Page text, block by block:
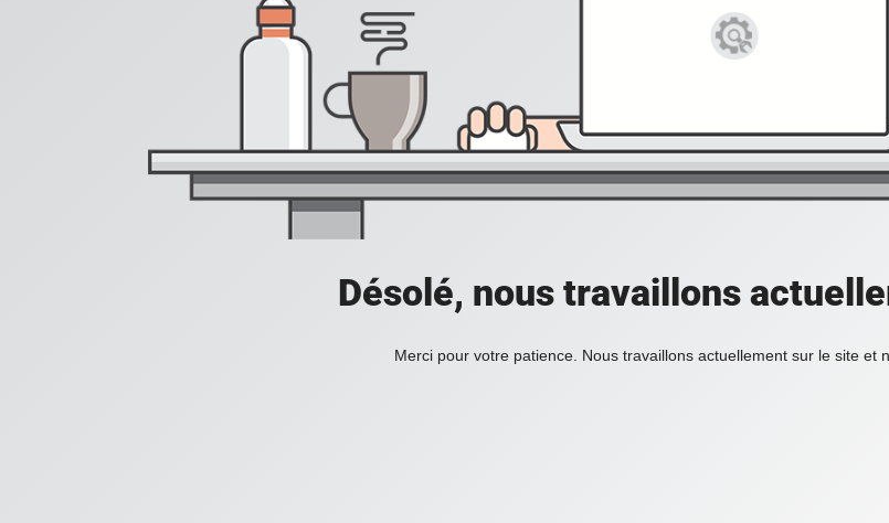
Désolé, nous travaillons
Merci pour votre patience. Nous travaillons actuellement sur le site et